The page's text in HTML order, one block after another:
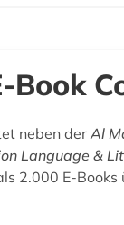
Book
neben der Al
Language &
2.000 E-